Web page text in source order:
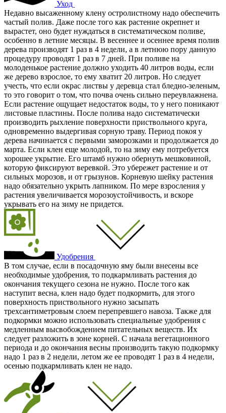
Уход
Недавно высаженному клену остролистному надо обеспечить
частый полив. Даже после того как растение окрепнет и
вырастет, оно будет нуждаться в систематическом поливе,
особенно в летние месяцы. В весеннее и осеннее время полив
дерева производят 1 раз в 4 недели, а в летнюю пору данную
процедуру проводят 1 раз в 7 дней. При поливе на
молоденькое растение должно уходить 40 литров воды, если
же дерево взрослое, то ему хватит 20 литров. Но следует
учесть, что если окрас листвы у деревца стал бледно-зеленым,
то это говорит о том, что почва очень сильно переувлажнена.
Если растение ощущает недостаток воды, то у него поникают
листовые пластины. После полива надо систематически
производить рыхление поверхности приствольного круга,
одновременно выдергивая сорную траву. Период покоя у
дерева начинается с первыми заморозками и продолжается до
марта. Если клен еще молодой, то на зиму ему потребуется
хорошее укрытие. Его штамб нужно обернуть мешковиной,
которую фиксируют веревкой. Это убережет растение и от
сильных морозов, и от грызунов. Корневую шейку растения
надо обязательно укрыть лапником. По мере взросления у
растения увеличивается морозоустойчивость, и вскоре
укрывать его на зиму не придется.
Удобрения
В том случае, если в посадочную яму были внесены все
необходимые удобрения, то подкармливать растения до
окончания текущего сезона не нужно. После того как
наступит весна, клен надо будет подкормить, для этого
поверхность приствольного нужно засыпать
трехсантиметровым слоем перепревшего навоза. Также для
подкормки можно использовать специальные удобрения с
медленным высвобождением питательных веществ. Их
следует разложить в зоне корней. С начала вегетационного
периода и до окончания весны производить такую подкормку
надо 1 раз в 2 недели, летом же ее проводят 1 раз в 4 недели,
осенью подкармливать клен не надо.